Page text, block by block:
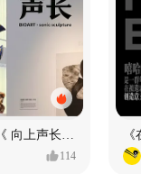
声音雕塑 - BIOART 《 向上声长 》
114